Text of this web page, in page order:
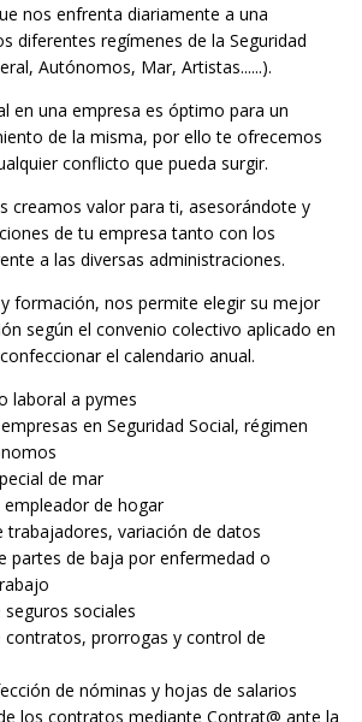
nos enfrenta diariamente a una
diferentes regímenes de la Seguridad
Autónomos, Mar, Artistas......).
en una empresa es óptimo para un
de la misma, por ello te ofrecemos
conflicto que pueda surgir.
creamos valor para ti, asesorándote y
de tu empresa tanto con los
a las diversas administraciones.
formación, nos permite elegir su mejor
según el convenio colectivo aplicado en
el calendario anual.
laboral a pymes
en Seguridad Social, régimen
de mar
empleador de hogar
trabajadores, variación de datos
partes de baja por enfermedad o
sociales
contratos, prorrogas y control de
de nóminas y hojas de salarios
los contratos mediante Contrat@ ante la